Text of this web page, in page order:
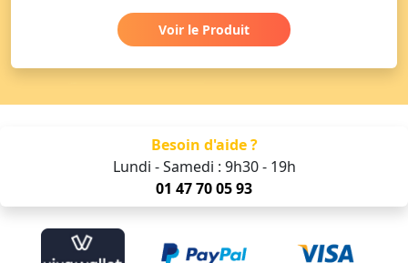
Voir le Produit
Besoin d'aide ?
Lundi - Samedi : 9h30 - 19h
01 47 70 05 93